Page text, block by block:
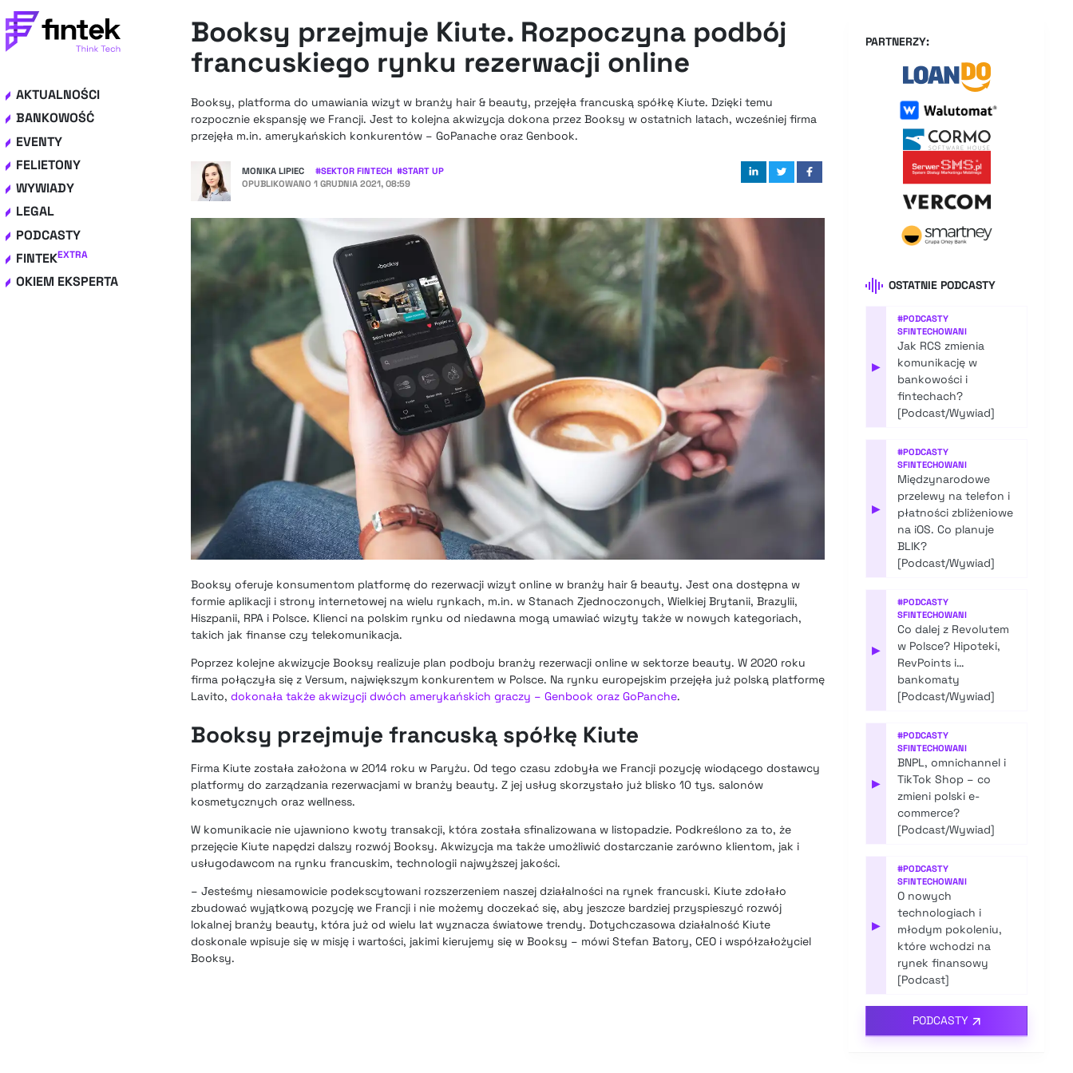
AKTUALNOŚCI
BANKOWOŚĆ
EVENTY
FELIETONY
WYWIADY
LEGAL
PODCASTY
FINTEKEXTRA
OKIEM EKSPERTA
Booksy przejmuje Kiute. Rozpoczyna podbój
francuskiego rynku rezerwacji online
Booksy, platforma do umawiania wizyt w branży hair & beauty, przejęła francuską spółkę Kiute. Dzięki temu
rozpocznie ekspansję we Francji. Jest to kolejna akwizycja dokona przez Booksy w ostatnich latach, wcześniej firma
przejęła m.in. amerykańskich konkurentów – GoPanache oraz Genbook.
MONIKA LIPIEC #SEKTOR FINTECH #START UP
OPUBLIKOWANO 1 GRUDNIA 2021, 08:59
Booksy oferuje konsumentom platformę do rezerwacji wizyt online w branży hair & beauty. Jest ona dostępna w
formie aplikacji i strony internetowej na wielu rynkach, m.in. w Stanach Zjednoczonych, Wielkiej Brytanii, Brazylii,
Hiszpanii, RPA i Polsce. Klienci na polskim rynku od niedawna mogą umawiać wizyty także w nowych kategoriach,
takich jak finanse czy telekomunikacja.
Poprzez kolejne akwizycje Booksy realizuje plan podboju branży rezerwacji online w sektorze beauty. W 2020 roku
firma połączyła się z Versum, największym konkurentem w Polsce. Na rynku europejskim przejęła już polską platformę
Lavito, dokonała także akwizycji dwóch amerykańskich graczy – Genbook oraz GoPanche.
Booksy przejmuje francuską spółkę Kiute
Firma Kiute została założona w 2014 roku w Paryżu. Od tego czasu zdobyła we Francji pozycję wiodącego dostawcy
platformy do zarządzania rezerwacjami w branży beauty. Z jej usług skorzystało już blisko 10 tys. salonów
kosmetycznych oraz wellness.
W komunikacie nie ujawniono kwoty transakcji, która została sfinalizowana w listopadzie. Podkreślono za to, że
przejęcie Kiute napędzi dalszy rozwój Booksy. Akwizycja ma także umożliwić dostarczanie zarówno klientom, jak i
usługodawcom na rynku francuskim, technologii najwyższej jakości.
– Jesteśmy niesamowicie podekscytowani rozszerzeniem naszej działalności na rynek francuski. Kiute zdołało
zbudować wyjątkową pozycję we Francji i nie możemy doczekać się, aby jeszcze bardziej przyspieszyć rozwój
lokalnej branży beauty, która już od wielu lat wyznacza światowe trendy. Dotychczasowa działalność Kiute
doskonale wpisuje się w misję i wartości, jakimi kierujemy się w Booksy – mówi Stefan Batory, CEO i współzałożyciel
Booksy.
PARTNERZY:
OSTATNIE PODCASTY
▶
#PODCASTY
SFINTECHOWANI
Jak RCS zmienia
komunikację w
bankowości i
fintechach?
[Podcast/Wywiad]
▶
#PODCASTY
SFINTECHOWANI
Międzynarodowe
przelewy na telefon i
płatności zbliżeniowe
na iOS. Co planuje
BLIK?
[Podcast/Wywiad]
▶
#PODCASTY
SFINTECHOWANI
Co dalej z Revolutem
w Polsce? Hipoteki,
RevPoints i…
bankomaty
[Podcast/Wywiad]
▶
#PODCASTY
SFINTECHOWANI
BNPL, omnichannel i
TikTok Shop – co
zmieni polski e-
commerce?
[Podcast/Wywiad]
▶
#PODCASTY
SFINTECHOWANI
O nowych
technologiach i
młodym pokoleniu,
które wchodzi na
rynek finansowy
[Podcast]
PODCASTY